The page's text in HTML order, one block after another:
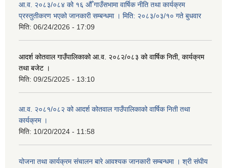
आ.व. २०८३/०८४ को १६ औँ गाउँसभामा वार्षिक नीति तथा कार्यक्रम
प्रस्तुतीकरण भएको जानकारी सम्बन्धमा । मिति: २०८३/०३/१० गते बुधवार
मिति: 06/24/2026 - 17:09
आदर्श कोतवाल गाउँपालिकाको आ.व. २०८२/०८३ को वार्षिक निती, कार्यक्रम
तथा बजेट ।
मिति: 09/25/2025 - 13:10
आ.व. २०८१/०८२ को आदर्श कोतवाल गाउँपालिकाको वार्षिक निती तथा
कार्यक्रम ।
मिति: 10/20/2024 - 11:58
योजना तथा कार्यक्रम संचालन बारे आवश्यक जानकारी सम्बन्धमा । श्री संघीय